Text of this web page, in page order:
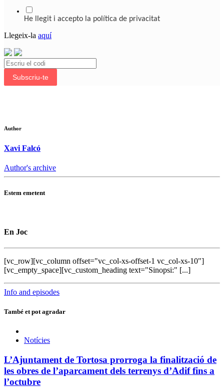
He llegit i accepto la política de privacitat
Llegeix-la aquí
Subscriu-te
Author
Xavi Falcó
Author's archive
Estem emetent
En Joc
[vc_row][vc_column offset="vc_col-xs-offset-1 vc_col-xs-10"]
[vc_empty_space][vc_custom_heading text="Sinopsi:" [...]
Info and episodes
També et pot agradar
Notícies
L’Ajuntament de Tortosa prorroga la finalització de
les obres de l’aparcament dels terrenys d’Adif fins a
l’octubre